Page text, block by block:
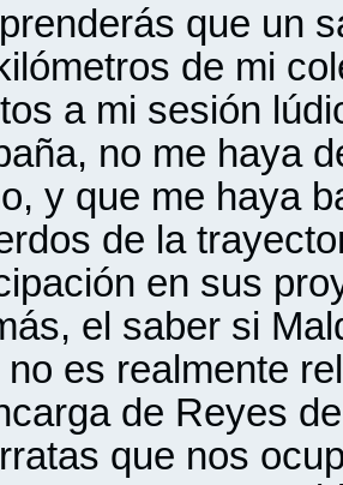
que un
de mi
a mi sesión
no me haya
y que me haya
de la
en sus
el saber si
no es realmente
de Reyes
que nos